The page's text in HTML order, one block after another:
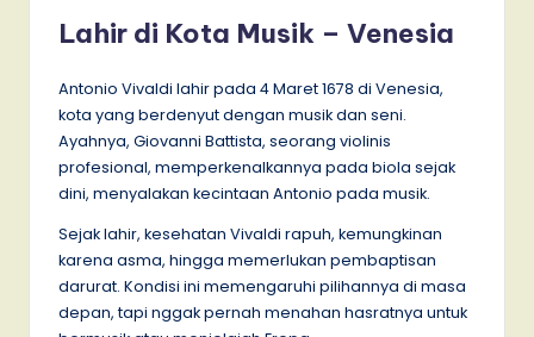
Lahir di Kota Musik – Venesia
Antonio Vivaldi lahir pada 4 Maret 1678 di Venesia,
kota yang berdenyut dengan musik dan seni.
Ayahnya, Giovanni Battista, seorang violinis
profesional, memperkenalkannya pada biola sejak
dini, menyalakan kecintaan Antonio pada musik.
Sejak lahir, kesehatan Vivaldi rapuh, kemungkinan
karena asma, hingga memerlukan pembaptisan
darurat. Kondisi ini memengaruhi pilihannya di masa
depan, tapi nggak pernah menahan hasratnya untuk